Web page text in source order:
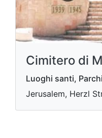
Cimitero di
Luoghi santi,
Jerusalem, Herzl